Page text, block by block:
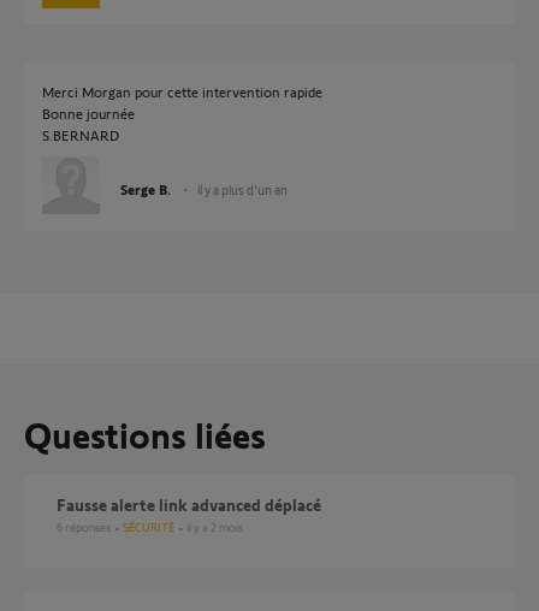
Merci Morgan pour cette intervention rapide
Bonne journée
S.BERNARD
Serge B. il y a plus d'un an
Questions liées
Fausse alerte link advanced déplacé
6 réponses SÉCURITÉ il y a 2 mois